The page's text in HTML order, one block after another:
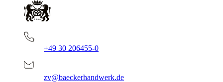
+49 30 206455-0
zv@baeckerhandwerk.de